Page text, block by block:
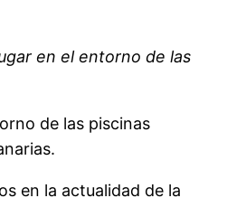
en el entorno de las
de las piscinas
en la actualidad de la